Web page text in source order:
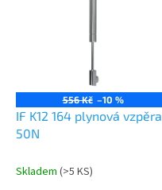
556 Kč –10 %
IF K12 164 plynová vzpěra
50N
Skladem (>5 KS)